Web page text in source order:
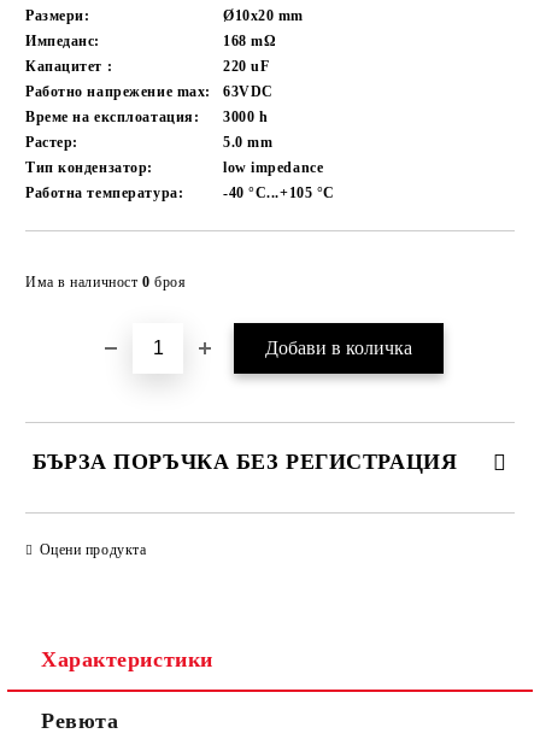
Размери:
Ø10x20 mm
Импеданс:
168mΩ
Капацитет :
220uF
Работно напрежение max:
63VDC
Време на експлоатация:
3000 h
Растер:
5.0mm
Тип кондензатор:
low impedance
Работна температура:
-40 °C...+105 °C
Има в наличност 0 броя
БЪРЗА ПОРЪЧКА БЕЗ РЕГИСТРАЦИЯ
Ние ще се свържем с вас в рамките на работния ден.
Оцени продукта
Характеристики
Ревюта